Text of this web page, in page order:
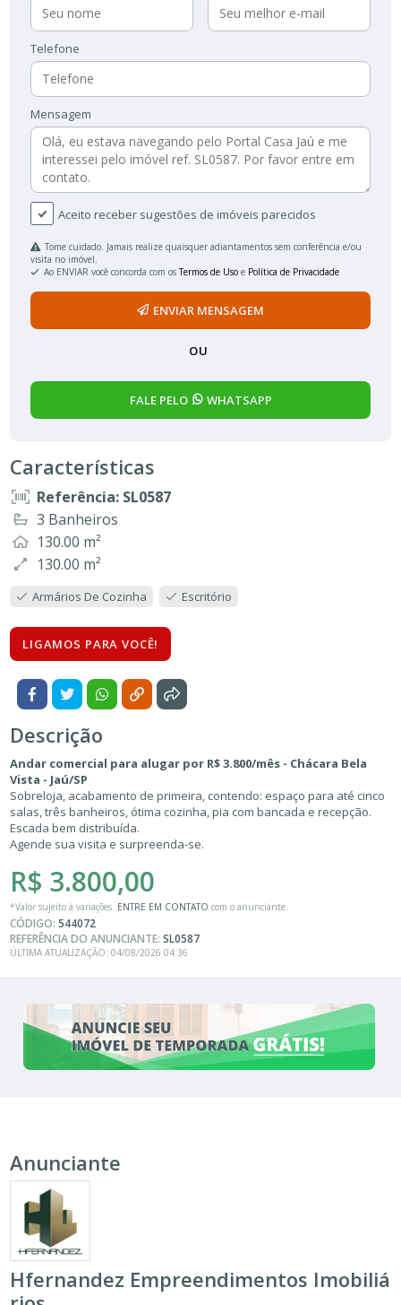
Telefone
Mensagem
Aceito receber sugestões de imóveis parecidos
Tome cuidado. Jamais realize quaisquer adiantamentos sem conferência e/ou
visita no imóvel.
Ao ENVIAR você concorda com osTermos de Uso e Política de Privacidade
ENVIAR MENSAGEM
OU
FALE PELO WHATSAPP
Características
Referência: SL0587
3 Banheiros
130.00 m²
130.00 m²
Armários De Cozinha Escritório
LIGAMOS PARA VOCÊ!
Descrição
Andar comercial para alugar por R$ 3.800/mês - Chácara Bela
Vista - Jaú/SP
Sobreloja, acabamento de primeira, contendo: espaço para até cinco
salas, três banheiros, ótima cozinha, pia com bancada e recepção.
Escada bem distribuída.
Agende sua visita e surpreenda-se.
R$ 3.800,00
*Valor sujeito à variações. ENTRE EM CONTATO com o anunciante.
CÓDIGO:544072
REFERÊNCIA DO ANUNCIANTE:SL0587
ÚLTIMA ATUALIZAÇÃO: 04/08/2026 04:36
Anunciante
Hfernandez Empreendimentos Imobiliá